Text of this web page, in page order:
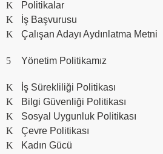
Politikalar
İş Başvurusu
Çalışan Adayı Aydınlatma Metni
Yönetim Politikamız
İş Sürekliliği Politikası
Bilgi Güvenliği Politikası
Sosyal Uygunluk Politikası
Çevre Politikası
Kadın Gücü